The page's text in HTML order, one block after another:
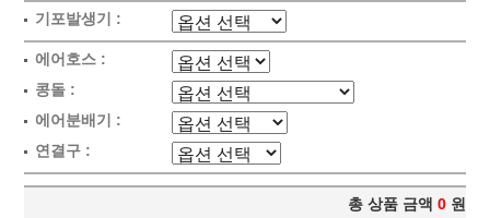
기포발생기 :
에어호스 :
콩돌 :
에어분배기 :
연결구 :
총 상품 금액 0 원